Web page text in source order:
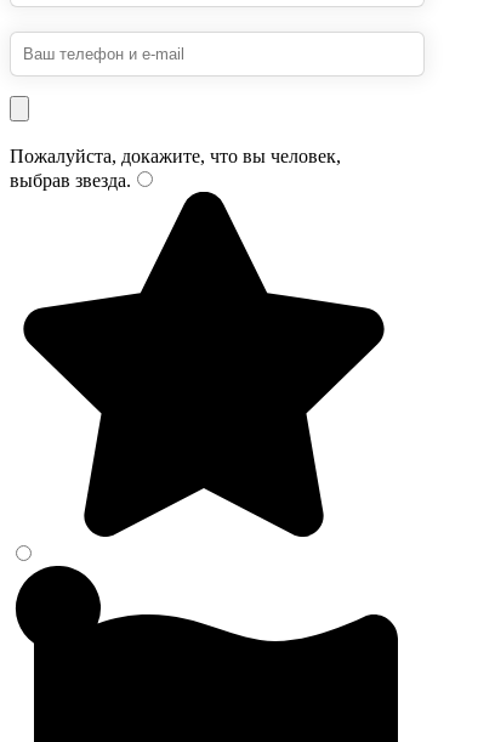
Пожалуйста, докажите, что вы человек,
выбрав звезда.